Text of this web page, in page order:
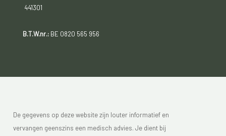
441301
B.T.W.nr.:BE 0820 565 956
De gegevens op deze website zijn louter informatief en
vervangen geenszins een medisch advies. Je dient bij